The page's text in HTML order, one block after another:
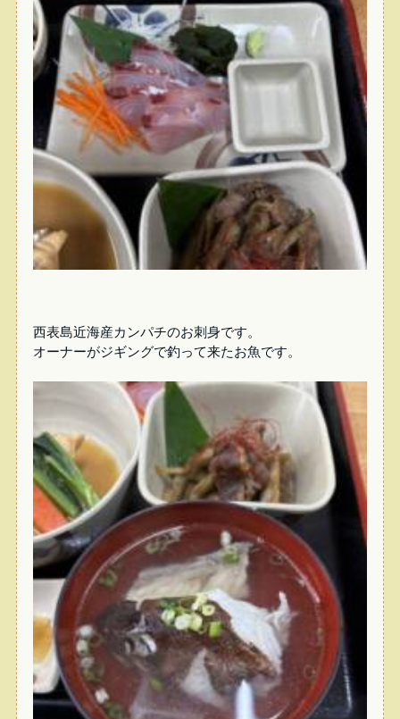
西表島近海産カンパチのお刺身です。
オーナーがジギングで釣って来たお魚です。